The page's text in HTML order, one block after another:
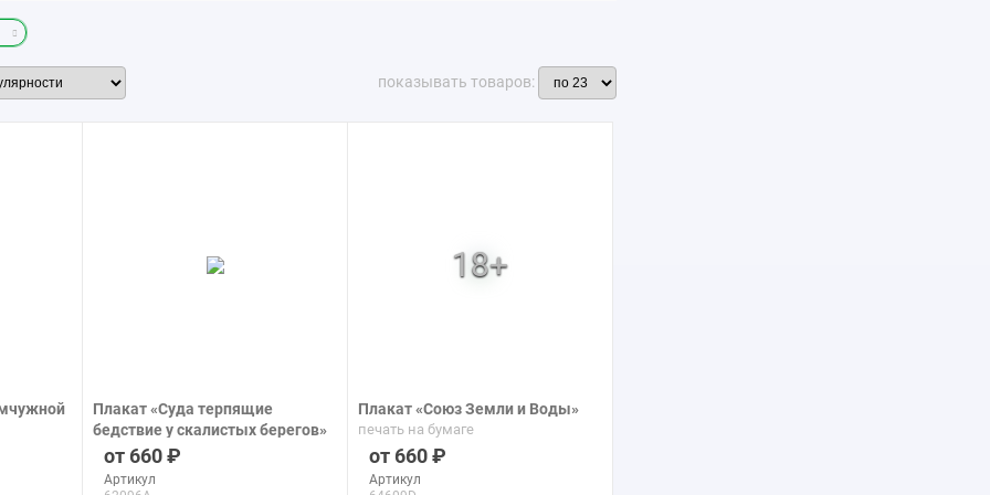
показывать товаров:
Плакат «Суда терпящие
бедствие у скалистых берегов»
печать на бумаге
660
Артикул
Плакат «Союз Земли и Воды»
печать на бумаге
660
Артикул